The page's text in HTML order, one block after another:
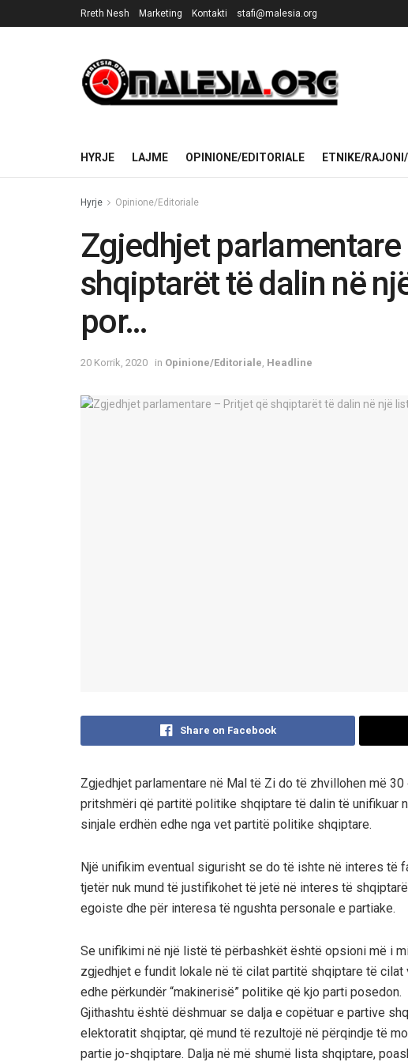
Rreth Nesh Marketing Kontakti stafi@malesia.org
HYRJE LAJME OPINIONE/EDITORIALE ETNIKE/
Hyrje Opinione/Editoriale
Zgjedhjet
shqiptarët të dalin në
por…
20 Korrik, 2020 in Opinione/Editoriale Headline
Share on Facebook
Zgjedhjet parlamentare në Mal të Zi do të zhvillohen më
pritshmëri që partitë politike shqiptare të dalin të unifikuar
sinjale erdhën edhe nga vet partitë politike shqiptare.
Një unifikim eventual sigurisht se do të ishte në interes të
tjetër nuk mund të justifikohet të jetë në interes të
egoiste dhe për interesa të ngushta personale e partiake.
Se unifikimi në një listë të përbashkët është opsioni më i
zgjedhjet e fundit lokale në të cilat partitë shqiptare të
edhe përkundër “makinerisë” politike që kjo parti posedon.
Gjithashtu është dëshmuar se dalja e copëtuar e partive
elektoratit shqiptar, që mund të rezultojë në përqindje të
partie jo-shqiptare. Dalja në më shumë lista shqiptare,